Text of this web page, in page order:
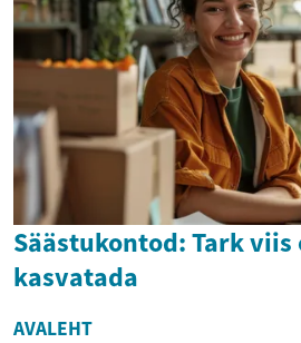
Säästukontod: Tark viis
kasvatada
AVALEHT